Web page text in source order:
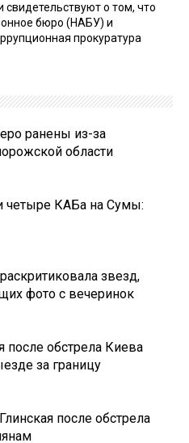
о том, что
бюро (НАБУ) и
прокуратура
ранены из-за
области
четыре КАБа на Сумы:
звезд,
фото с вечеринок
после обстрела Киева
за границу
после обстрела